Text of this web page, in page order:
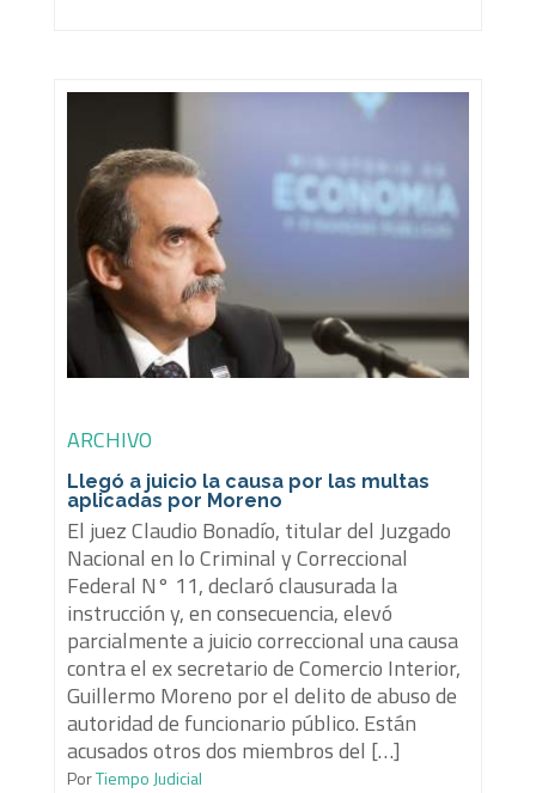
ARCHIVO
Llegó a juicio la causa por las multas
aplicadas por Moreno
El juez Claudio Bonadío, titular del Juzgado
Nacional en lo Criminal y Correccional
Federal N° 11, declaró clausurada la
instrucción y, en consecuencia, elevó
parcialmente a juicio correccional una causa
contra el ex secretario de Comercio Interior,
Guillermo Moreno por el delito de abuso de
autoridad de funcionario público. Están
acusados otros dos miembros del […]
PorTiempo Judicial